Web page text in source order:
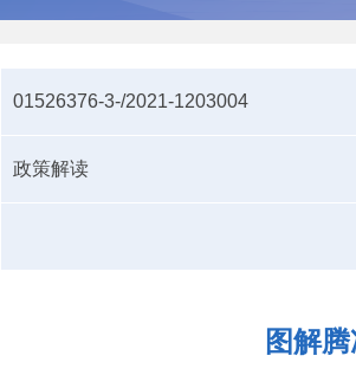
01526376-3-/2021-1203004
政策解读
图解